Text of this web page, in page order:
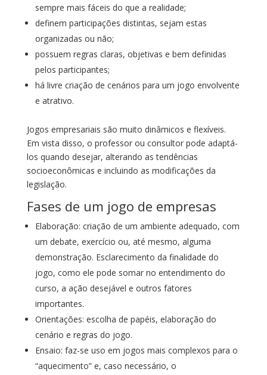
sempre mais fáceis do que a realidade;
definem participações distintas, sejam estas
organizadas ou não;
possuem regras claras, objetivas e bem definidas
pelos participantes;
há livre criação de cenários para um jogo envolvente
e atrativo.
Jogos empresariais são muito dinâmicos e flexíveis.
Em vista disso, o professor ou consultor pode adaptá-
los quando desejar, alterando as tendências
socioeconômicas e incluindo as modificações da
legislação.
Fases de um jogo de empresas
Elaboração: criação de um ambiente adequado, com
um debate, exercício ou, até mesmo, alguma
demonstração. Esclarecimento da finalidade do
jogo, como ele pode somar no entendimento do
curso, a ação desejável e outros fatores
importantes.
Orientações: escolha de papéis, elaboração do
cenário e regras do jogo.
Ensaio: faz-se uso em jogos mais complexos para o
“aquecimento” e, caso necessário, o